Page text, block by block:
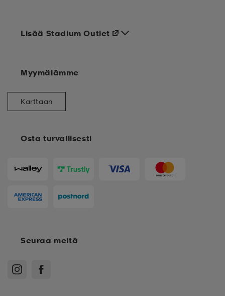
Osta turvallisesti
Lisää Stadium Outlet
Myymälämme
Karttaan
Seuraa meitä